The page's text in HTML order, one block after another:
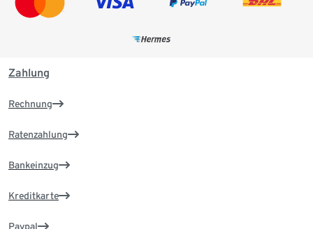
Zahlung
Rechnung
Ratenzahlung
Bankeinzug
Kreditkarte
Paypal